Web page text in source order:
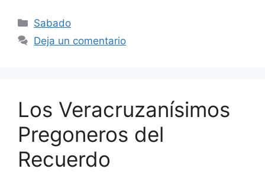
Categorías
Sabado
Deja un comentario
Los Veracruzanísimos
Pregoneros del
Recuerdo